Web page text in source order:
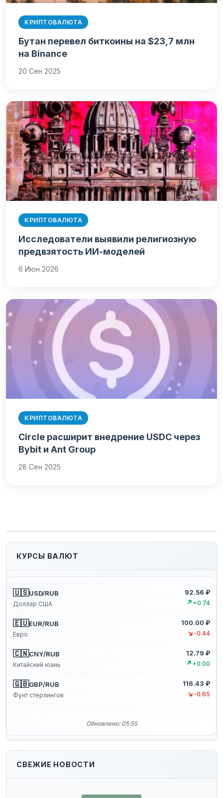
КРИПТОВАЛЮТА
Бутан перевел биткоины на $23,7 млн
на Binance
20 Сен 2025
КРИПТОВАЛЮТА
Исследователи выявили религиозную
предвзятость ИИ-моделей
6 Июн 2026
КРИПТОВАЛЮТА
Circle расширит внедрение USDC через
Bybit и Ant Group
28 Сен 2025
КУРСЫ ВАЛЮТ
🇺🇸USD/RUB
Доллар США
92.56 ₽
↗ +0.74
🇪🇺EUR/RUB
Евро
100.00 ₽
↘ -0.44
🇨🇳CNY/RUB
Китайский юань
12.79 ₽
↗ +0.00
🇬🇧GBP/RUB
Фунт стерлингов
116.43 ₽
↘ -0.65
Обновлено: 05:55
СВЕЖИЕ НОВОСТИ